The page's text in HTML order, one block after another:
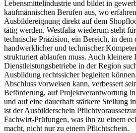
Lebensmittelindustrie und bildet in
kaufmännischen Berufen aus, wo
Ausbildereignung direkt auf dem
tätig werden. Westfalia wiederum steht
technische Präzision, ein Bereich, in dem
handwerklicher und technischer
strukturiert ablaufen muss. Auch kleinere
Dienstleistungsbetriebe in der Region
Ausbildung rechtssicher begleiten
Abschluss vorweisen kann, verbessert
Beförderung, auf Projektverantwortung
und auf eine dauerhaft stärkere Stellung
ist der Ausbilderschein
Fachwirt-Prüfungen, was ihn zu einem
macht, nicht nur zu einem Pflichtschein.